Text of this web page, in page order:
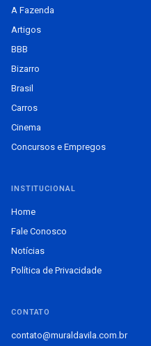
A Fazenda
Artigos
BBB
Bizarro
Brasil
Carros
Cinema
Concursos e Empregos
INSTITUCIONAL
Home
Fale Conosco
Notícias
Política de Privacidade
CONTATO
contato@muraldavila.com.br